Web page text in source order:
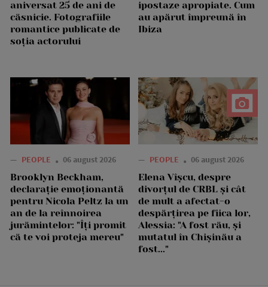
aniversat 25 de ani de
căsnicie. Fotografiile
romantice publicate de
soția actorului
ipostaze apropiate. Cum
au apărut împreună în
Ibiza
— PEOPLE 06 august 2026
Brooklyn Beckham,
declarație emoționantă
pentru Nicola Peltz la un
an de la reînnoirea
jurămintelor: "Îți promit
că te voi proteja mereu"
— PEOPLE 06 august 2026
Elena Vîșcu, despre
divorțul de CRBL și cât
de mult a afectat-o
despărțirea pe fiica lor,
Alessia: "A fost rău, și
mutatul în Chișinău a
fost..."